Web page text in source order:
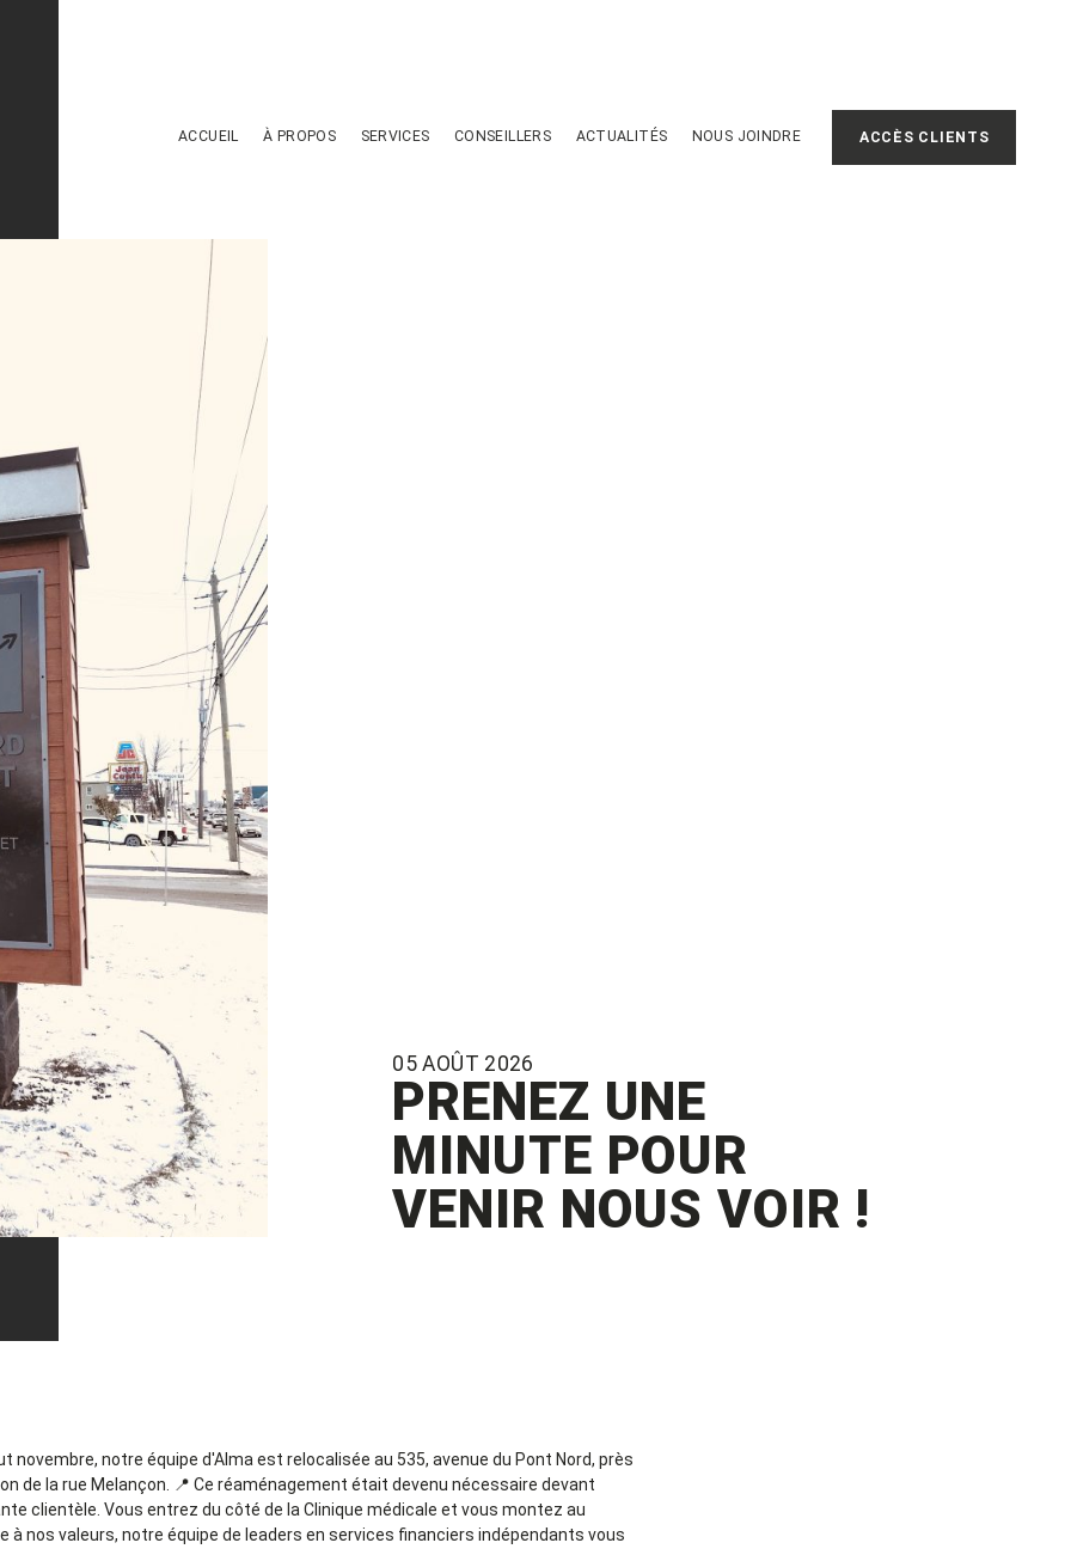
ACCUEIL À PROPOS SERVICES CONSEILLERS ACTUALITÉS NOUS JOINDRE ACCÈS CLIENTS
05 AOÛT 2026
PRENEZ UNE
MINUTE POUR
VENIR NOUS VOIR !
novembre, notre équipe d'Alma est relocalisée au 535, avenue du Pont Nord, près
de la rue Melançon.
📍 Ce réaménagement était devenu nécessaire devant
clientèle. Vous entrez du côté de la Clinique médicale et vous montez au
à nos valeurs, notre équipe de leaders en services financiers indépendants vous